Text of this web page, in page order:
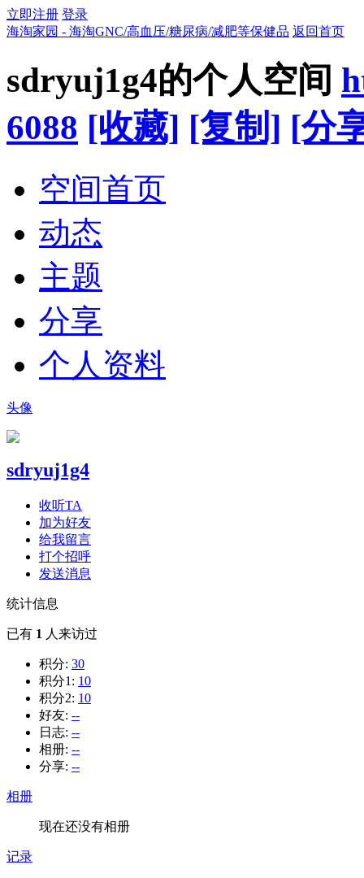
立即注册 登录
海淘家园 - 海淘GNC/高血压/糖尿病/减肥等保健品 返回首页
sdryuj1g4的个人空间
6088 [收藏] [复制] [分
空间首页
动态
主题
分享
个人资料
头像
sdryuj1g4
收听TA
加为好友
给我留言
打个招呼
发送消息
统计信息
已有 1 人来访过
积分: 30
积分1: 10
积分2: 10
好友: --
日志: --
相册: --
分享: --
相册
现在还没有相册
记录